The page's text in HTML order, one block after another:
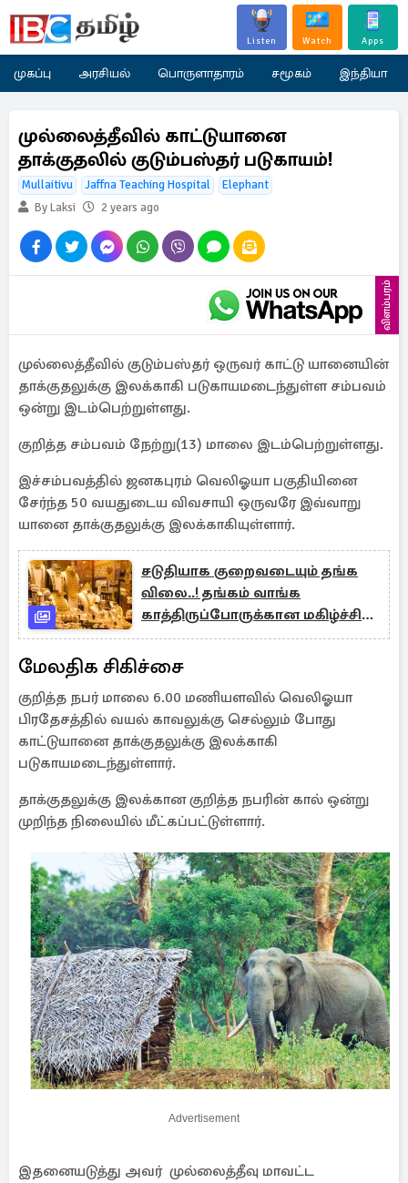
Listen Watch Apps
முகப்பு அரசியல் பொருளாதாரம் சமூகம் இந்தியா
முல்லைத்தீவில் காட்டுயானை
தாக்குதலில் குடும்பஸ்தர் படுகாயம்!
Mullaitivu Jaffna Teaching Hospital
Elephant
By Laksi
2 years ago
விளம்பரம்
முல்லைத்தீவில் குடும்பஸ்தர் ஒருவர் காட்டு யானையின்
தாக்குதலுக்கு இலக்காகி படுகாயமடைந்துள்ள சம்பவம்
ஒன்று இடம்பெற்றுள்ளது.
குறித்த சம்பவம் நேற்று(13) மாலை இடம்பெற்றுள்ளது.
இச்சம்பவத்தில் ஜனகபுரம் வெலிஓயா பகுதியினை
சேர்ந்த 50 வயதுடைய விவசாயி ஒருவரே இவ்வாறு
யானை தாக்குதலுக்கு இலக்காகியுள்ளார்.
சடுதியாக குறைவடையும் தங்க
விலை..! தங்கம் வாங்க
காத்திருப்போருக்கான மகிழ்ச்சி
தகவல்
மேலதிக சிகிச்சை
குறித்த நபர் மாலை 6.00 மணியளவில் வெலிஓயா
பிரதேசத்தில் வயல் காவலுக்கு செல்லும் போது
காட்டுயானை தாக்குதலுக்கு இலக்காகி
படுகாயமடைந்துள்ளார்.
தாக்குதலுக்கு இலக்கான குறித்த நபரின் கால் ஒன்று
முறிந்த நிலையில் மீட்கப்பட்டுள்ளார்.
Advertisement
இதனையடுத்து அவர் முல்லைத்தீவு மாவட்ட